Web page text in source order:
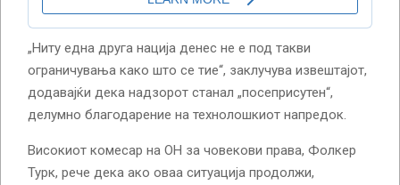
„Ниту една друга нација денес не е под такви
ограничувања како што се тие“, заклучува извештајот,
додавајќи дека надзорот станал „посеприсутен“,
делумно благодарение на технолошкиот напредок.
Високиот комесар на ОН за човекови права, Фолкер
Турк, рече дека ако оваа ситуација продолжи,